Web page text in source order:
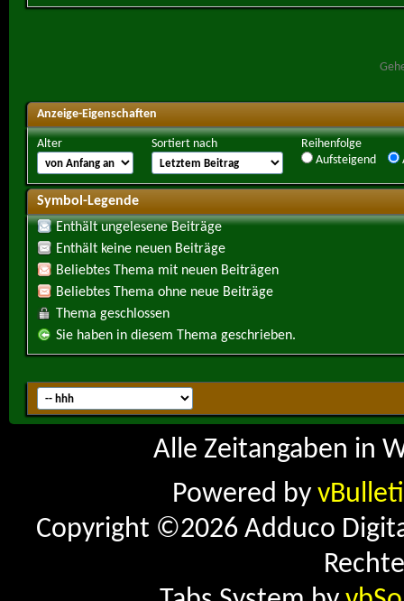
Anzeige-Eigenschaften
Alter Sortiert nach
Reihenfolge
Aufsteigend
Symbol-Legende
Enthält ungelesene Beiträge
Enthält keine neuen Beiträge
Beliebtes Thema mit neuen Beiträgen
Beliebtes Thema ohne neue Beiträge
Thema geschlossen
Sie haben in diesem Thema geschrieben.
Alle Zeitangaben in
Powered by
Copyright ©2026 Adduco